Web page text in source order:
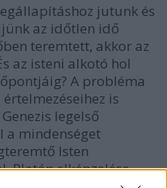
jutunk és
az időtlen idő
teremtett, akkor az
az isteni alkotó hol
A probléma
is
legelső
a mindenséget
Isten
Platón elképzelése